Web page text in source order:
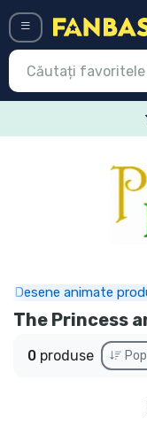
Desene animate
The Princess
0 produse
Expres
Precomenzi
Outlet
Transport și